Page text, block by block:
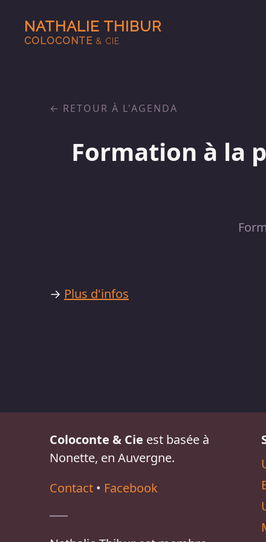
NATHALIE THIBUR
COLOCONTE & CIE
Formation à la
RETOUR À L'AGENDA
→ Plus d'infos
Coloconte & Cie est basée à
Nonette, en Auvergne.
Contact • Facebook